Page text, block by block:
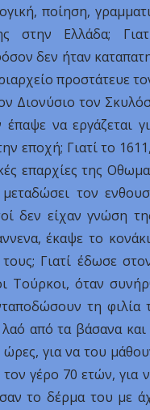
ποίηση,
στην Ελλάδα;
δεν ήταν
προστάτευε
Διονύσιο τον
έπαψε να
εποχή; Γιατί το
επαρχίες της
τον
δεν είχαν γνώση
έκαψε το
Γιατί έδωσε
Τούρκοι, όταν
τη φιλία
από τα βάσανα
για να του
γέρο 70 ετών, για
το δέρμα του με